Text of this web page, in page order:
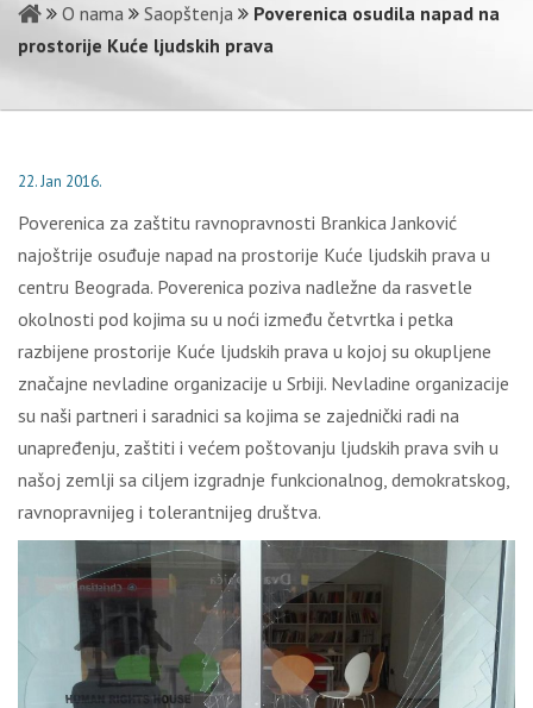
O nama Saopštenja
Poverenica osudila napad na
prostorije Kuće ljudskih prava
22. Jan 2016.
Poverenica za zaštitu ravnopravnosti Brankica Janković
najoštrije osuđuje napad na prostorije Kuće ljudskih prava u
centru Beograda. Poverenica poziva nadležne da rasvetle
okolnosti pod kojima su u noći između četvrtka i petka
razbijene prostorije Kuće ljudskih prava u kojoj su okupljene
značajne nevladine organizacije u Srbiji. Nevladine organizacije
su naši partneri i saradnici sa kojima se zajednički radi na
unapređenju, zaštiti i većem poštovanju ljudskih prava svih u
našoj zemlji sa ciljem izgradnje funkcionalnog, demokratskog,
ravnopravnijeg i tolerantnijeg društva.